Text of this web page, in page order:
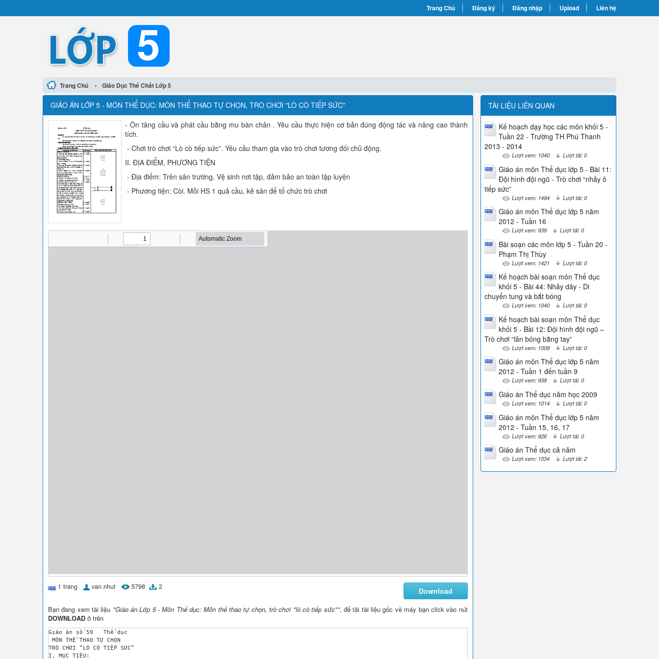
Trang Chủ Đăng ký Đăng nhập Upload Liên hệ
Trang Chủ › Giáo Dục Thể Chất Lớp 5
GIÁO ÁN LỚP 5 - MÔN THỂ DỤC: MÔN THỂ THAO TỰ CHỌN, TRÒ CHƠI "LÒ CÒ TIẾP SỨC"
- Ôn tâng cầu và phát cầu bằng mu bàn chân . Yêu cầu thực hiện cơ bản đúng động tác và nâng cao thành
tích.
- Chơi trò chơi “Lò cò tiếp sức”. Yêu cầu tham gia vào trò chơi tương đối chủ động.
II. ĐỊA ĐIỂM, PHƯƠNG TIỆN
- Địa điểm: Trên sân trường. Vệ sinh nơi tập, đảm bảo an toàn tập luyện
- Phương tiện: Còi. Mỗi HS 1 quả cầu, kẻ sân để tổ chức trò chơi
1 trang van.nhut 5798 2 Download
Bạn đang xem tài liệu "Giáo án Lớp 5 - Môn Thể dục: Môn thể thao tự chọn, trò chơi "lò cò tiếp sức"", để tải tài liệu gốc về máy bạn click vào nút
DOWNLOAD ở trên
Giáo án số 59	Thể dục
MÔN THỂ THAO TỰ CHỌN
TRÒ CHƠI “LÒ CÒ TIẾP SỨC”
I. MỤC TIÊU:
TÀI LIỆU LIÊN QUAN
Kế hoạch dạy học các môn khối 5 -
Tuần 22 - Trường TH Phú Thanh
2013 - 2014
Lượt xem: 1040 Lượt tải: 0
Giáo án môn Thể dục lớp 5 - Bài 11:
Đội hình đội ngũ - Trò chơi “nhảy ô
tiếp sức”
Lượt xem: 1494 Lượt tải: 0
Giáo án môn Thể dục lớp 5 năm
2012 - Tuần 16
Lượt xem: 939 Lượt tải: 0
Bài soạn các môn lớp 5 - Tuần 20 -
Phạm Thị Thùy
Lượt xem: 1421 Lượt tải: 0
Kế hoạch bài soạn môn Thể dục
khối 5 - Bài 44: Nhảy dây - Di
chuyển tung và bắt bóng
Lượt xem: 1040 Lượt tải: 0
Kế hoạch bài soạn môn Thể dục
khối 5 - Bài 12: Đội hình đội ngũ –
Trò chơi “lăn bóng bằng tay”
Lượt xem: 1008 Lượt tải: 0
Giáo án môn Thể dục lớp 5 năm
2012 - Tuần 1 đến tuần 9
Lượt xem: 938 Lượt tải: 0
Giáo án Thể dục năm học 2009
Lượt xem: 1014 Lượt tải: 0
Giáo án môn Thể dục lớp 5 năm
2012 - Tuần 15, 16, 17
Lượt xem: 926 Lượt tải: 0
Giáo án Thể dục cả năm
Lượt xem: 1534 Lượt tải: 2